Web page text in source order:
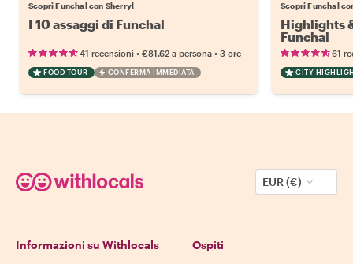
Scopri Funchal con Sherryl
I 10 assaggi di Funchal
41 recensioni • €81.62 a persona • 3 ore
FOOD TOUR CONFERMA IMMEDIATA
Scopri Funchal
Highlights
Funchal
61
CITY
EUR (€)
Informazioni su Withlocals Ospiti